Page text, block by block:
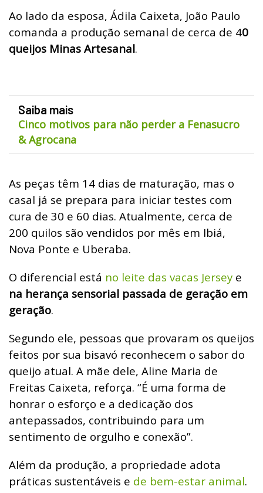
Ao lado da esposa, Ádila Caixeta, João Paulo
comanda a produção semanal de cerca de 40
queijos Minas Artesanal.
Saiba mais
Cinco motivos para não perder a Fenasucro
& Agrocana
As peças têm 14 dias de maturação, mas o
casal já se prepara para iniciar testes com
cura de 30 e 60 dias. Atualmente, cerca de
200 quilos são vendidos por mês em Ibiá,
Nova Ponte e Uberaba.
O diferencial está no leite das vacas Jersey e
na herança sensorial passada de geração em
geração.
Segundo ele, pessoas que provaram os queijos
feitos por sua bisavó reconhecem o sabor do
queijo atual. A mãe dele, Aline Maria de
Freitas Caixeta, reforça. “É uma forma de
honrar o esforço e a dedicação dos
antepassados, contribuindo para um
sentimento de orgulho e conexão”.
Além da produção, a propriedade adota
práticas sustentáveis e de bem-estar animal.